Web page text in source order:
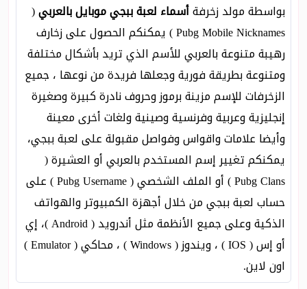
بواسطة مولد زخرفةأسماء لعبة ببجي موبايل بالعربي(
Pubg Mobile Nicknames ) يمكنكم الحصول على زخارف
رهيبة متنوعة بالعربي للأسم الذي تريد بأشكال مختلفة
ومتنوعة بطريقة فورية وجعلها فريدة من نوعها ، جميع
الزخرفات للإسم مزينة برموز وحروف نادرة كبيرة وصغيرة
إنجليزية وعربية وفرنسية وصينية ولغات أخرى معينة
وأيضا علامات واقواس وفواصل مقبولة على لعبة ببجي،
يمكنكم تغيير إسم المستخدم بالعربي أو العشيرة (
Pubg Clans ) أو الملف الشخصي ( Pubg Username ) على
حساب لعبة ببجي من خلال أجهزة الكمبيوتر والهواتف
الذكية وعلى جميع الأنظمة مثل أندرويد ( Android )، إي
أو إس ( IOS ) ، ويندوز ( Windows ) ، محاكي ( Emulator )
اون لاين.